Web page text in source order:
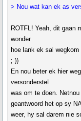
> Nou wat kan ek as
ROTFL! Yeah, dit gaan
wonder
hoe lank ek sal
;-))
En nou beter ek hier
versonderstel
was om te doen.
geantwoord het op sy
weer, hy sal darem nie